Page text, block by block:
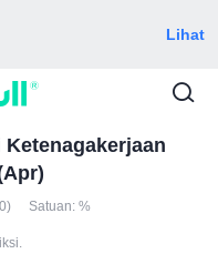
Lihat
Satuan: %